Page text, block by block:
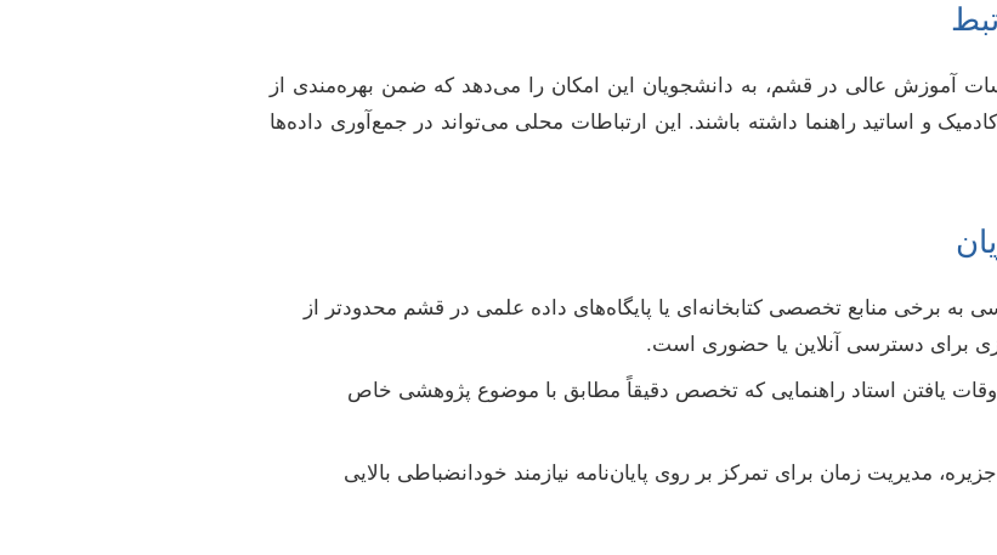
آموزش عالی در قشم، به دانشجویان این امکان را می‌دهد که ضمن بهره‌مندی از
و اساتید راهنما داشته باشند. این ارتباطات محلی می‌تواند در جمع‌آوری داده‌ها
برخی منابع تخصصی کتابخانه‌ای یا پایگاه‌های داده علمی در قشم محدودتر از
برای دسترسی آنلاین یا حضوری است.
یافتن استاد راهنمایی که تخصص دقیقاً مطابق با موضوع پژوهشی خاص
مدیریت زمان برای تمرکز بر روی پایان‌نامه نیازمند خودانضباطی بالایی